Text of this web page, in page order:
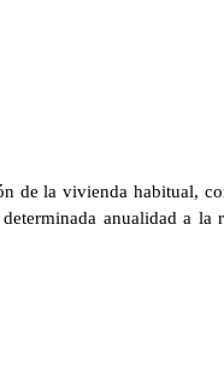
de la vivienda habitual,
anualidad a la